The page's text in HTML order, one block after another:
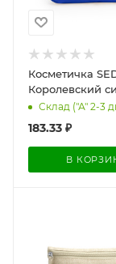
Косметичка
Королевский
Склад ("А" 2-3
183.33 ₽
В